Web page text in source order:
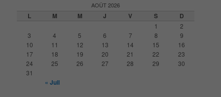
AOÛT 2026
L M M J V S D
1
2
3
4 5 6 7 8
9
10
11 12 13 14 15
16
17
18 19 20 21 22
23
24
25 26 27 28 29
30
31
« Juil